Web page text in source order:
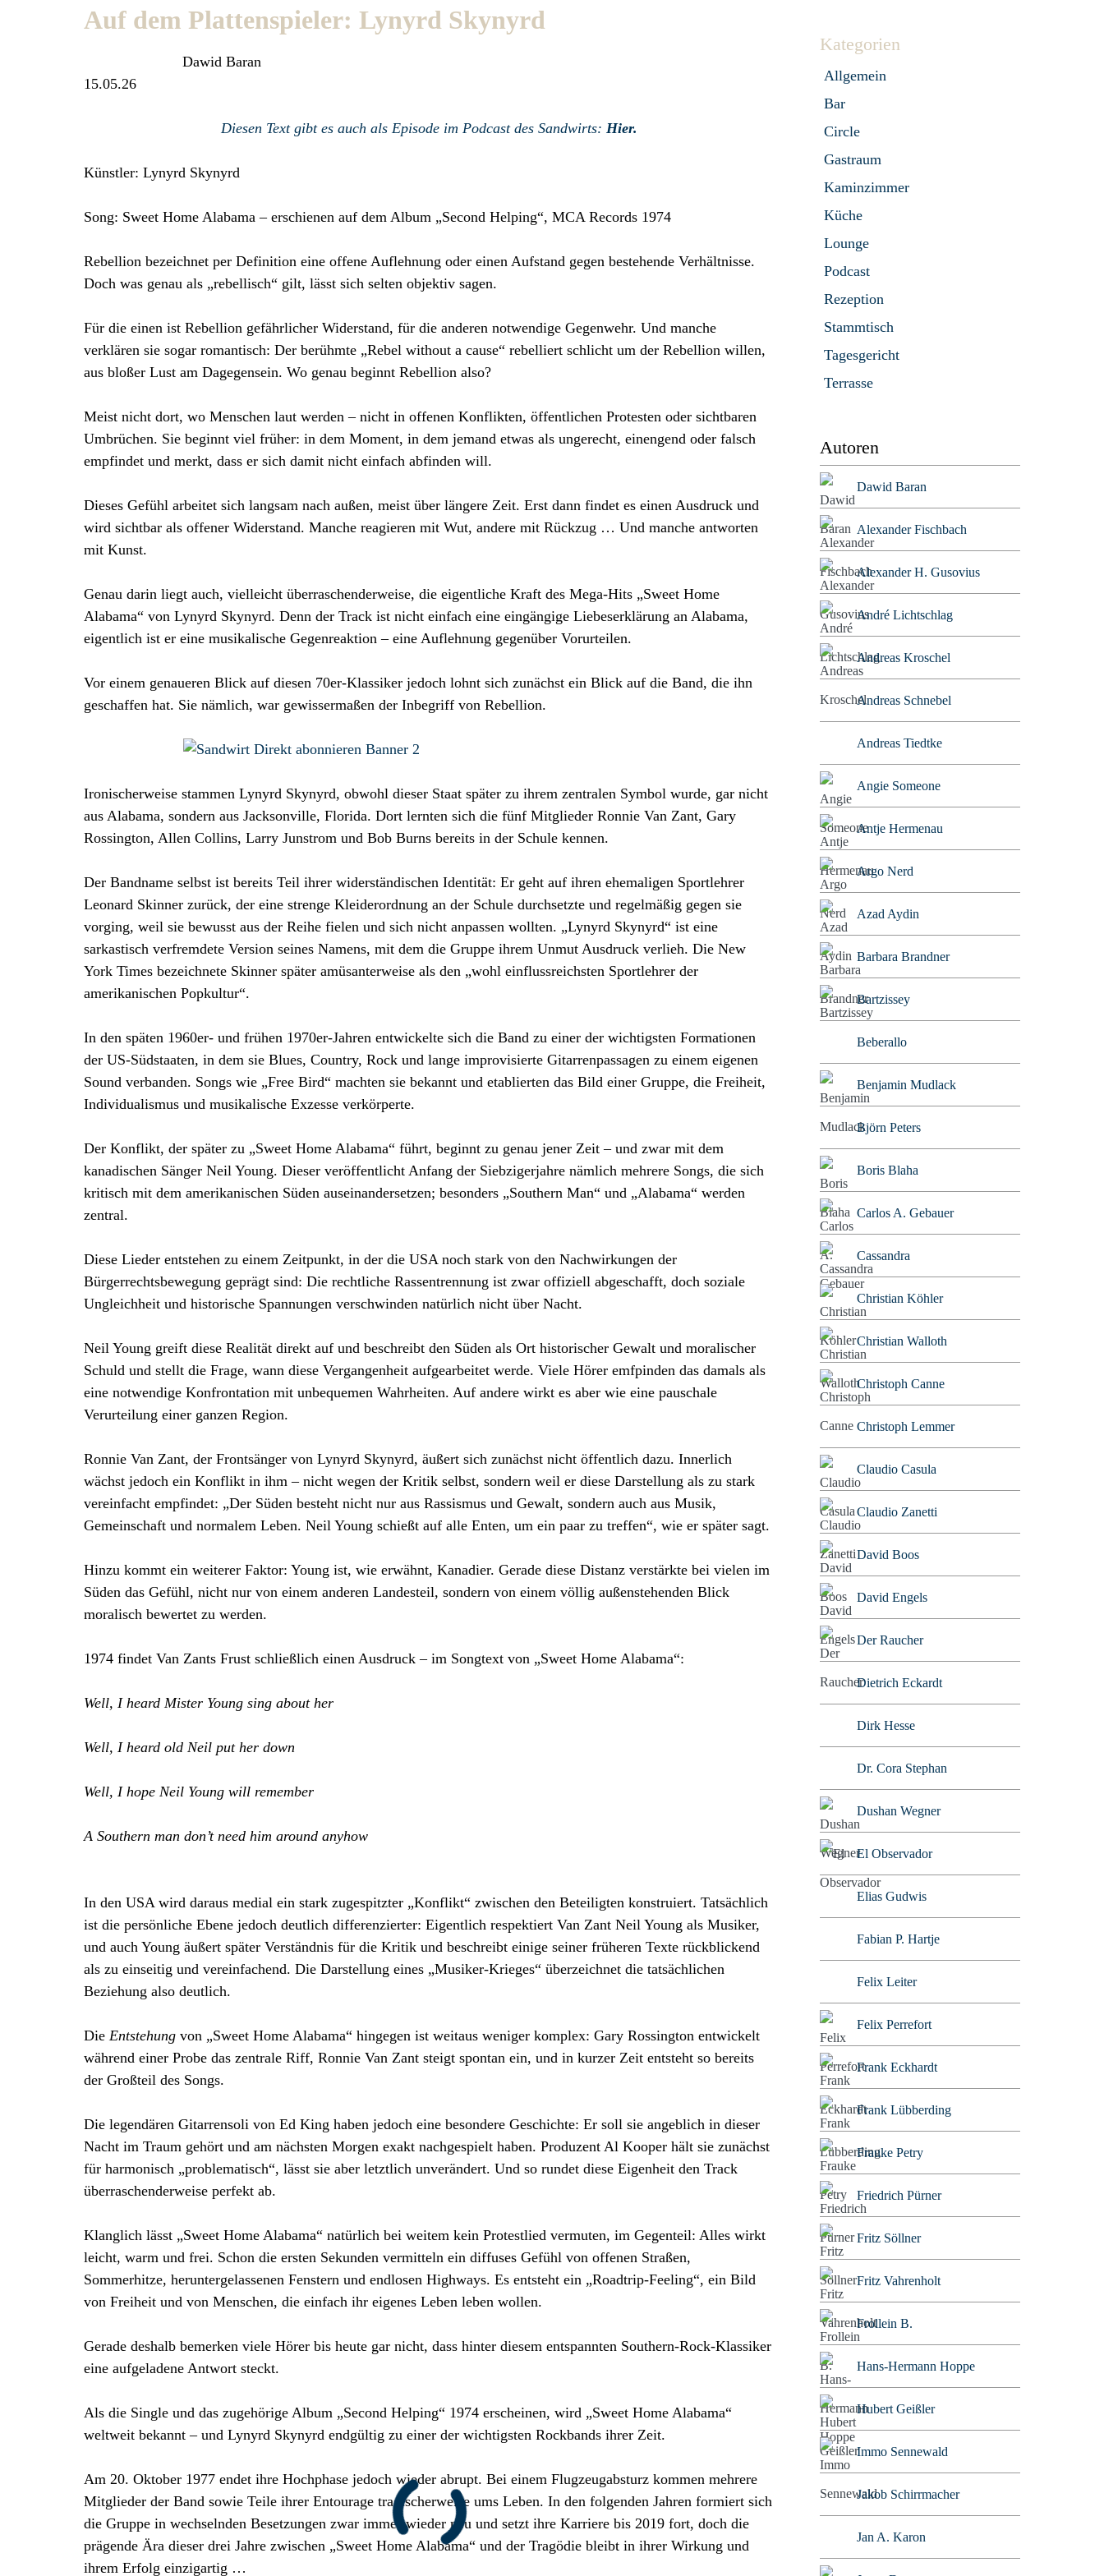
Auf dem Plattenspieler: Lynyrd Skynyrd
Dawid Baran
15.05.26
Diesen Text gibt es auch als Episode im Podcast des Sandwirts:Hier.
Künstler: Lynyrd Skynyrd
Song: Sweet Home Alabama – erschienen auf dem Album „Second Helping“, MCA Records 1974
Rebellion bezeichnet per Definition eine offene Auflehnung oder einen Aufstand gegen bestehende Verhältnisse.
Doch was genau als „rebellisch“ gilt, lässt sich selten objektiv sagen.
Für die einen ist Rebellion gefährlicher Widerstand, für die anderen notwendige Gegenwehr. Und manche
verklären sie sogar romantisch: Der berühmte „Rebel without a cause“ rebelliert schlicht um der Rebellion willen,
aus bloßer Lust am Dagegensein. Wo genau beginnt Rebellion also?
Meist nicht dort, wo Menschen laut werden – nicht in offenen Konflikten, öffentlichen Protesten oder sichtbaren
Umbrüchen. Sie beginnt viel früher: in dem Moment, in dem jemand etwas als ungerecht, einengend oder falsch
empfindet und merkt, dass er sich damit nicht einfach abfinden will.
Dieses Gefühl arbeitet sich langsam nach außen, meist über längere Zeit. Erst dann findet es einen Ausdruck und
wird sichtbar als offener Widerstand. Manche reagieren mit Wut, andere mit Rückzug … Und manche antworten
mit Kunst.
Genau darin liegt auch, vielleicht überraschenderweise, die eigentliche Kraft des Mega-Hits „Sweet Home
Alabama“ von Lynyrd Skynyrd. Denn der Track ist nicht einfach eine eingängige Liebeserklärung an Alabama,
eigentlich ist er eine musikalische Gegenreaktion – eine Auflehnung gegenüber Vorurteilen.
Vor einem genaueren Blick auf diesen 70er-Klassiker jedoch lohnt sich zunächst ein Blick auf die Band, die ihn
geschaffen hat. Sie nämlich, war gewissermaßen der Inbegriff von Rebellion.
Ironischerweise stammen Lynyrd Skynyrd, obwohl dieser Staat später zu ihrem zentralen Symbol wurde, gar nicht
aus Alabama, sondern aus Jacksonville, Florida. Dort lernten sich die fünf Mitglieder Ronnie Van Zant, Gary
Rossington, Allen Collins, Larry Junstrom und Bob Burns bereits in der Schule kennen.
Der Bandname selbst ist bereits Teil ihrer widerständischen Identität: Er geht auf ihren ehemaligen Sportlehrer
Leonard Skinner zurück, der eine strenge Kleiderordnung an der Schule durchsetzte und regelmäßig gegen sie
vorging, weil sie bewusst aus der Reihe fielen und sich nicht anpassen wollten. „Lynyrd Skynyrd“ ist eine
sarkastisch verfremdete Version seines Namens, mit dem die Gruppe ihrem Unmut Ausdruck verlieh. Die New
York Times bezeichnete Skinner später amüsanterweise als den „wohl einflussreichsten Sportlehrer der
amerikanischen Popkultur“.
In den späten 1960er- und frühen 1970er-Jahren entwickelte sich die Band zu einer der wichtigsten Formationen
der US-Südstaaten, in dem sie Blues, Country, Rock und lange improvisierte Gitarrenpassagen zu einem eigenen
Sound verbanden. Songs wie „Free Bird“ machten sie bekannt und etablierten das Bild einer Gruppe, die Freiheit,
Individualismus und musikalische Exzesse verkörperte.
Der Konflikt, der später zu „Sweet Home Alabama“ führt, beginnt zu genau jener Zeit – und zwar mit dem
kanadischen Sänger Neil Young. Dieser veröffentlicht Anfang der Siebzigerjahre nämlich mehrere Songs, die sich
kritisch mit dem amerikanischen Süden auseinandersetzen; besonders „Southern Man“ und „Alabama“ werden
zentral.
Diese Lieder entstehen zu einem Zeitpunkt, in der die USA noch stark von den Nachwirkungen der
Bürgerrechtsbewegung geprägt sind: Die rechtliche Rassentrennung ist zwar offiziell abgeschafft, doch soziale
Ungleichheit und historische Spannungen verschwinden natürlich nicht über Nacht.
Neil Young greift diese Realität direkt auf und beschreibt den Süden als Ort historischer Gewalt und moralischer
Schuld und stellt die Frage, wann diese Vergangenheit aufgearbeitet werde. Viele Hörer emfpinden das damals als
eine notwendige Konfrontation mit unbequemen Wahrheiten. Auf andere wirkt es aber wie eine pauschale
Verurteilung einer ganzen Region.
Ronnie Van Zant, der Frontsänger von Lynyrd Skynyrd, äußert sich zunächst nicht öffentlich dazu. Innerlich
wächst jedoch ein Konflikt in ihm – nicht wegen der Kritik selbst, sondern weil er diese Darstellung als zu stark
vereinfacht empfindet: „Der Süden besteht nicht nur aus Rassismus und Gewalt, sondern auch aus Musik,
Gemeinschaft und normalem Leben. Neil Young schießt auf alle Enten, um ein paar zu treffen“, wie er später sagt.
Hinzu kommt ein weiterer Faktor: Young ist, wie erwähnt, Kanadier. Gerade diese Distanz verstärkte bei vielen im
Süden das Gefühl, nicht nur von einem anderen Landesteil, sondern von einem völlig außenstehenden Blick
moralisch bewertet zu werden.
1974 findet Van Zants Frust schließlich einen Ausdruck – im Songtext von „Sweet Home Alabama“:
Well, I heard Mister Young sing about her
Well, I heard old Neil put her down
Well, I hope Neil Young will remember
A Southern man don’t need him around anyhow
In den USA wird daraus medial ein stark zugespitzter „Konflikt“ zwischen den Beteiligten konstruiert. Tatsächlich
ist die persönliche Ebene jedoch deutlich differenzierter: Eigentlich respektiert Van Zant Neil Young als Musiker,
und auch Young äußert später Verständnis für die Kritik und beschreibt einige seiner früheren Texte rückblickend
als zu einseitig und vereinfachend. Die Darstellung eines „Musiker-Krieges“ überzeichnet die tatsächlichen
Beziehung also deutlich.
Die Entstehung von „Sweet Home Alabama“ hingegen ist weitaus weniger komplex: Gary Rossington entwickelt
während einer Probe das zentrale Riff, Ronnie Van Zant steigt spontan ein, und in kurzer Zeit entsteht so bereits
der Großteil des Songs.
Die legendären Gitarrensoli von Ed King haben jedoch eine besondere Geschichte: Er soll sie angeblich in dieser
Nacht im Traum gehört und am nächsten Morgen exakt nachgespielt haben. Produzent Al Kooper hält sie zunächst
für harmonisch „problematisch“, lässt sie aber letztlich unverändert. Und so rundet diese Eigenheit den Track
überraschenderweise perfekt ab.
Klanglich lässt „Sweet Home Alabama“ natürlich bei weitem kein Protestlied vermuten, im Gegenteil: Alles wirkt
leicht, warm und frei. Schon die ersten Sekunden vermitteln ein diffuses Gefühl von offenen Straßen,
Sommerhitze, heruntergelassenen Fenstern und endlosen Highways. Es entsteht ein „Roadtrip-Feeling“, ein Bild
von Freiheit und von Menschen, die einfach ihr eigenes Leben leben wollen.
Gerade deshalb bemerken viele Hörer bis heute gar nicht, dass hinter diesem entspannten Southern-Rock-Klassiker
eine aufgeladene Antwort steckt.
Als die Single und das zugehörige Album „Second Helping“ 1974 erscheinen, wird „Sweet Home Alabama“
weltweit bekannt – und Lynyrd Skynyrd endgültig zu einer der wichtigsten Rockbands ihrer Zeit.
Am 20. Oktober 1977 endet ihre Hochphase jedoch wieder abrupt. Bei einem Flugzeugabsturz kommen mehrere
Mitglieder der Band sowie Teile ihrer Entourage tragischerweise ums Leben. In den folgenden Jahren formiert sich
die Gruppe in wechselnden Besetzungen zwar immer wieder neu und setzt ihre Karriere bis 2019 fort, doch die
prägende Ära dieser drei Jahre zwischen „Sweet Home Alabama“ und der Tragödie bleibt in ihrer Wirkung und
ihrem Erfolg einzigartig …
Kategorien
Allgemein
Bar
Circle
Gastraum
Kaminzimmer
Küche
Lounge
Podcast
Rezeption
Stammtisch
Tagesgericht
Terrasse
Autoren
Dawid Baran
Alexander Fischbach
Alexander H. Gusovius
André Lichtschlag
Andreas Kroschel
Andreas Schnebel
Andreas Tiedtke
Angie Someone
Antje Hermenau
Argo Nerd
Azad Aydin
Barbara Brandner
Bartzissey
Beberallo
Benjamin Mudlack
Björn Peters
Boris Blaha
Carlos A. Gebauer
Cassandra
Christian Köhler
Christian Walloth
Christoph Canne
Christoph Lemmer
Claudio Casula
Claudio Zanetti
David Boos
David Engels
Der Raucher
Dietrich Eckardt
Dirk Hesse
Dr. Cora Stephan
Dushan Wegner
El Observador
Elias Gudwis
Fabian P. Hartje
Felix Leiter
Felix Perrefort
Frank Eckhardt
Frank Lübberding
Frauke Petry
Friedrich Pürner
Fritz Söllner
Fritz Vahrenholt
Frollein B.
Hans-Hermann Hoppe
Hubert Geißler
Immo Sennewald
Jakob Schirrmacher
Jan A. Karon